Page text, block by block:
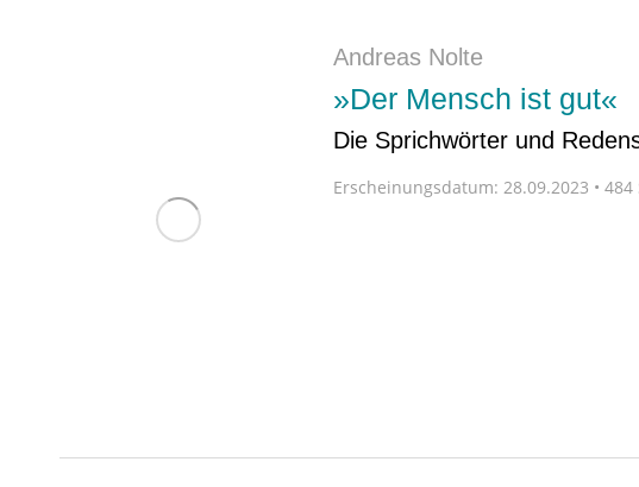
Andreas Nolte
»Der Mensch ist gut«
Die Sprichwörter und
Erscheinungsdatum: 28.09.2023 • 484